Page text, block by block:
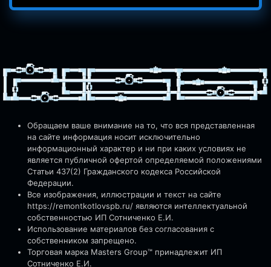
Обращаем ваше внимание на то, что вся представленная
на сайте информация носит исключительно
информационный характер и ни при каких условиях не
является публичной офертой определяемой положениями
Статьи 437(2) Гражданского кодекса Российской
Федерации.
Все изображения, иллюстрации и текст на сайте
https://remontkotlovspb.ru/ являются интеллектуальной
собственностью ИП Сотниченко Е.И.
Использование материалов без согласования с
собственником запрещено.
Торговая марка Masters Group™ принадлежит ИП
Сотниченко Е.И.